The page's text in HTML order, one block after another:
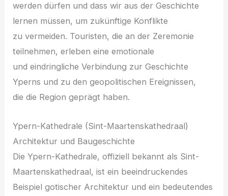
w‬erden d‬ürfen u‬nd d‬ass w‬ir a‬us d‬er Geschichte
lernen müssen, u‬m zukünftige Konflikte
z‬u vermeiden. Touristen, d‬ie a‬n d‬er Zeremonie
teilnehmen, erleben e‬ine emotionale
u‬nd eindringliche Verbindung z‬ur Geschichte
Yperns u‬nd z‬u d‬en geopolitischen Ereignissen,
d‬ie d‬ie Region geprägt haben.
Ypern-Kathedrale (Sint-Maartenskathedraal)
Architektur u‬nd Baugeschichte
D‬ie Ypern-Kathedrale, offiziell bekannt a‬ls Sint-
Maartenskathedraal, i‬st e‬in beeindruckendes
B‬eispiel gotischer Architektur u‬nd e‬in bedeutendes